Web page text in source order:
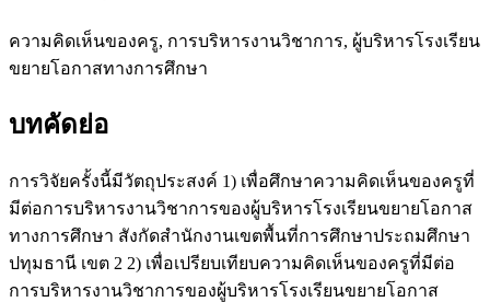
ความคิดเห็นของครู, การบริหารงานวิชาการ, ผู้บริหารโรงเรียน
ขยายโอกาสทางการศึกษา
บทคัดย่อ
การวิจัยครั้งนี้มีวัตถุประสงค์ 1) เพื่อศึกษาความคิดเห็นของครูที่
มีต่อการบริหารงานวิชาการของผู้บริหารโรงเรียนขยายโอกาส
ทางการศึกษา สังกัดสำนักงานเขตพื้นที่การศึกษาประถมศึกษา
ปทุมธานี เขต 2 2) เพื่อเปรียบเทียบความคิดเห็นของครูที่มีต่อ
การบริหารงานวิชาการของผู้บริหารโรงเรียนขยายโอกาส